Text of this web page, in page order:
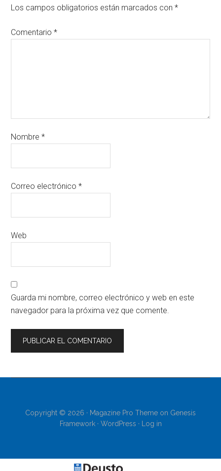
Los campos obligatorios están marcados con*
Comentario*
Nombre*
Correo electrónico*
Web
Guarda mi nombre, correo electrónico y web en este
navegador para la próxima vez que comente.
Copyright © 2026 · Magazine Pro Theme on Genesis
Framework· WordPress · Log in